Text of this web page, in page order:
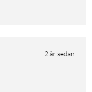
2 år sedan